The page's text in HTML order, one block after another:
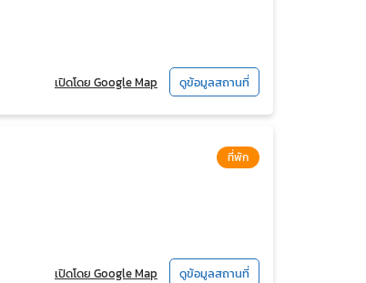
เปิดโดย Google Map ดูข้อมูลสถานที่
ที่พัก
เปิดโดย Google Map ดูข้อมูลสถานที่